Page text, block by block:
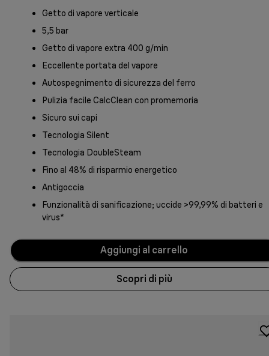
Getto di vapore verticale
5,5 bar
Getto di vapore extra 400 g/min
Eccellente portata del vapore
Autospegnimento di sicurezza del ferro
Pulizia facile CalcClean con promemoria
Sicuro sui capi
Tecnologia Silent
Tecnologia DoubleSteam
Fino al 48% di risparmio energetico
Antigoccia
Funzionalità di sanificazione; uccide >99,99% di batteri e
virus*
Aggiungi al carrello
Scopri di più